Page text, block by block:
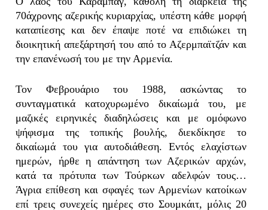
70άχρονης αζερικής κυριαρχίας, υπέστη κάθε μορφή
καταπίεσης και δεν έπαψε ποτέ να επιδιώκει τη
διοικητική απεξάρτησή του από το Αζερμπαϊτζάν και
την επανένωσή του με την Αρμενία.
Τον Φεβρουάριο του 1988, ασκώντας το
συνταγματικά κατοχυρωμένο δικαίωμά του, με
μαζικές ειρηνικές διαδηλώσεις και με ομόφωνο
ψήφισμα της τοπικής βουλής, διεκδίκησε το
δικαίωμά του για αυτοδιάθεση. Εντός ελαχίστων
ημερών, ήρθε η απάντηση των Αζερικών αρχών,
κατά τα πρότυπα των Τούρκων αδελφών τους…
Άγρια επίθεση και σφαγές των Αρμενίων κατοίκων
επί τρεις συνεχείς ημέρες στο Σουμκάιτ, μόλις 20